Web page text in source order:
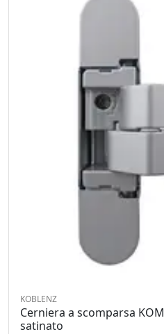
KOBLENZ
Cerniera a scomparsa
satinato